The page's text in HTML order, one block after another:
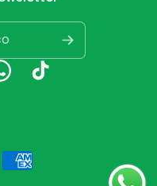
TikTok